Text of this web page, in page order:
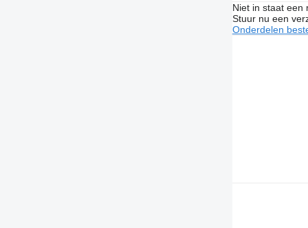
Niet in staat een
Stuur nu een
Onderdelen